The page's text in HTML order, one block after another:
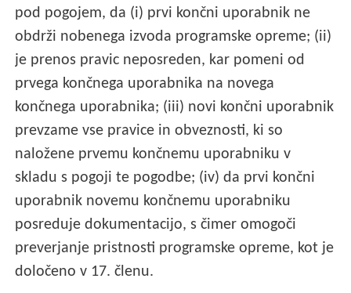
pod pogojem, da (i) prvi končni uporabnik ne
obdrži nobenega izvoda programske opreme; (ii)
je prenos pravic neposreden, kar pomeni od
prvega končnega uporabnika na novega
končnega uporabnika; (iii) novi končni uporabnik
prevzame vse pravice in obveznosti, ki so
naložene prvemu končnemu uporabniku v
skladu s pogoji te pogodbe; (iv) da prvi končni
uporabnik novemu končnemu uporabniku
posreduje dokumentacijo, s čimer omogoči
preverjanje pristnosti programske opreme, kot je
določeno v 17. členu.